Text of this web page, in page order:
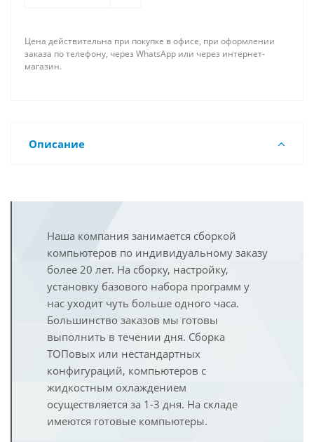
Цена действительна при покупке в офисе, при оформлении
заказа по телефону, через WhatsApp или через интернет-
магазин.
Описание
Наша компания занимается сборкой
компьютеров по индивидуальному заказу
более 20 лет. На сборку, настройку,
установку базового набора программ у
нас уходит чуть больше одного часа.
Большинство заказов мы готовы
выполнить в течении дня. Сборка
ТОПовых или нестандартных
конфигураций, компьютеров с
жидкостным охлаждением
осуществляется за 1-3 дня. На складе
имеются готовые компьютеры.